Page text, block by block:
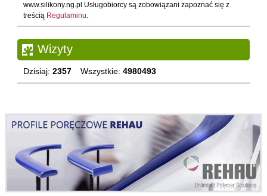
www.silikony.ng.pl Usługobiorcy są zobowiązani zapoznać się z
treścią Regulaminu.
Wizyty
Dzisiaj: 2357 Wszystkie: 4980493